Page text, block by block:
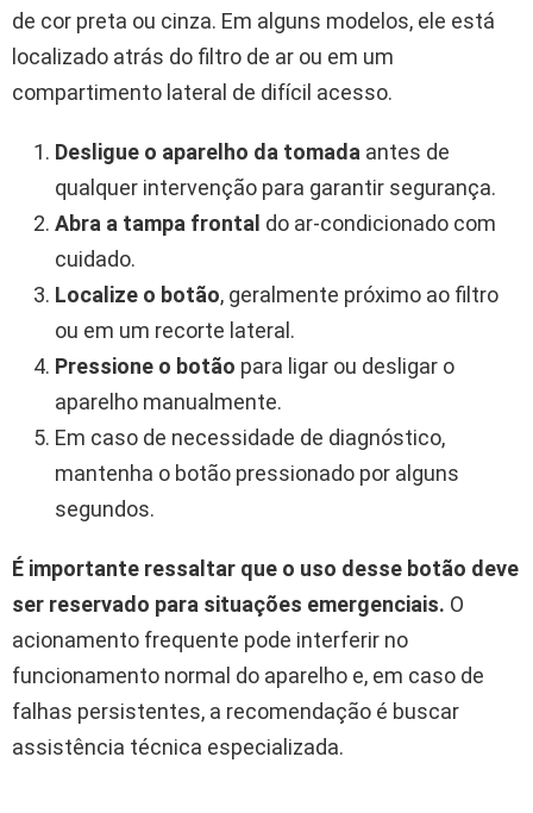
de cor preta ou cinza. Em alguns modelos, ele está
localizado atrás do filtro de ar ou em um
compartimento lateral de difícil acesso.
Desligue o aparelho da tomada antes de
qualquer intervenção para garantir segurança.
Abra a tampa frontal do ar-condicionado com
cuidado.
Localize o botão, geralmente próximo ao filtro
ou em um recorte lateral.
Pressione o botão para ligar ou desligar o
aparelho manualmente.
Em caso de necessidade de diagnóstico,
mantenha o botão pressionado por alguns
segundos.
É importante ressaltar que o uso desse botão deve
ser reservado para situações emergenciais. O
acionamento frequente pode interferir no
funcionamento normal do aparelho e, em caso de
falhas persistentes, a recomendação é buscar
assistência técnica especializada.